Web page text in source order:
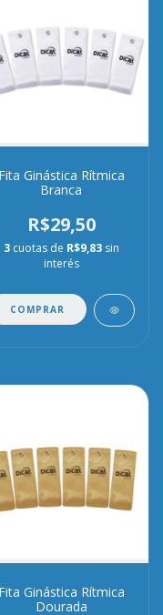
Fita Ginástica Rítmica
Branca
R$29,50
3 cuotas de R$9,83 sin
interés
COMPRAR
Fita Ginástica Rítmica
Dourada